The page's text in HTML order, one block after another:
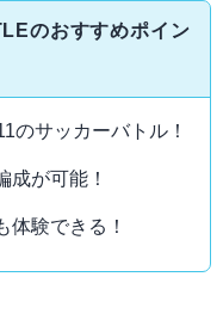
のおすすめポイン
のサッカーバトル！
成が可能！
体験できる！